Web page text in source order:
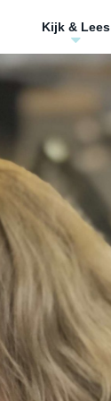
Kijk & Lees